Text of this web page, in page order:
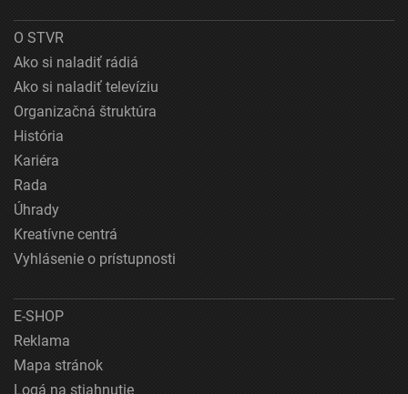
O STVR
Ako si naladiť rádiá
Ako si naladiť televíziu
Organizačná štruktúra
História
Kariéra
Rada
Úhrady
Kreatívne centrá
Vyhlásenie o prístupnosti
E-SHOP
Reklama
Mapa stránok
Logá na stiahnutie